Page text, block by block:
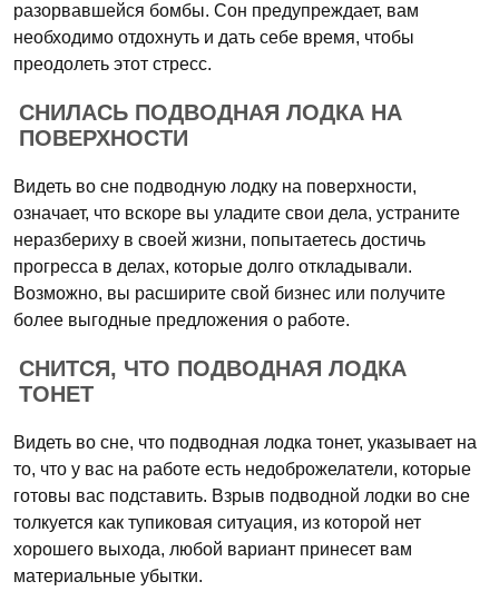
разорвавшейся бомбы. Сон предупреждает, вам
необходимо отдохнуть и дать себе время, чтобы
преодолеть этот стресс.
СНИЛАСЬ ПОДВОДНАЯ ЛОДКА НА
ПОВЕРХНОСТИ
Видеть во сне подводную лодку на поверхности,
означает, что вскоре вы уладите свои дела, устраните
неразбериху в своей жизни, попытаетесь достичь
прогресса в делах, которые долго откладывали.
Возможно, вы расширите свой бизнес или получите
более выгодные предложения о работе.
СНИТСЯ, ЧТО ПОДВОДНАЯ ЛОДКА
ТОНЕТ
Видеть во сне, что подводная лодка тонет, указывает на
то, что у вас на работе есть недоброжелатели, которые
готовы вас подставить. Взрыв подводной лодки во сне
толкуется как тупиковая ситуация, из которой нет
хорошего выхода, любой вариант принесет вам
материальные убытки.